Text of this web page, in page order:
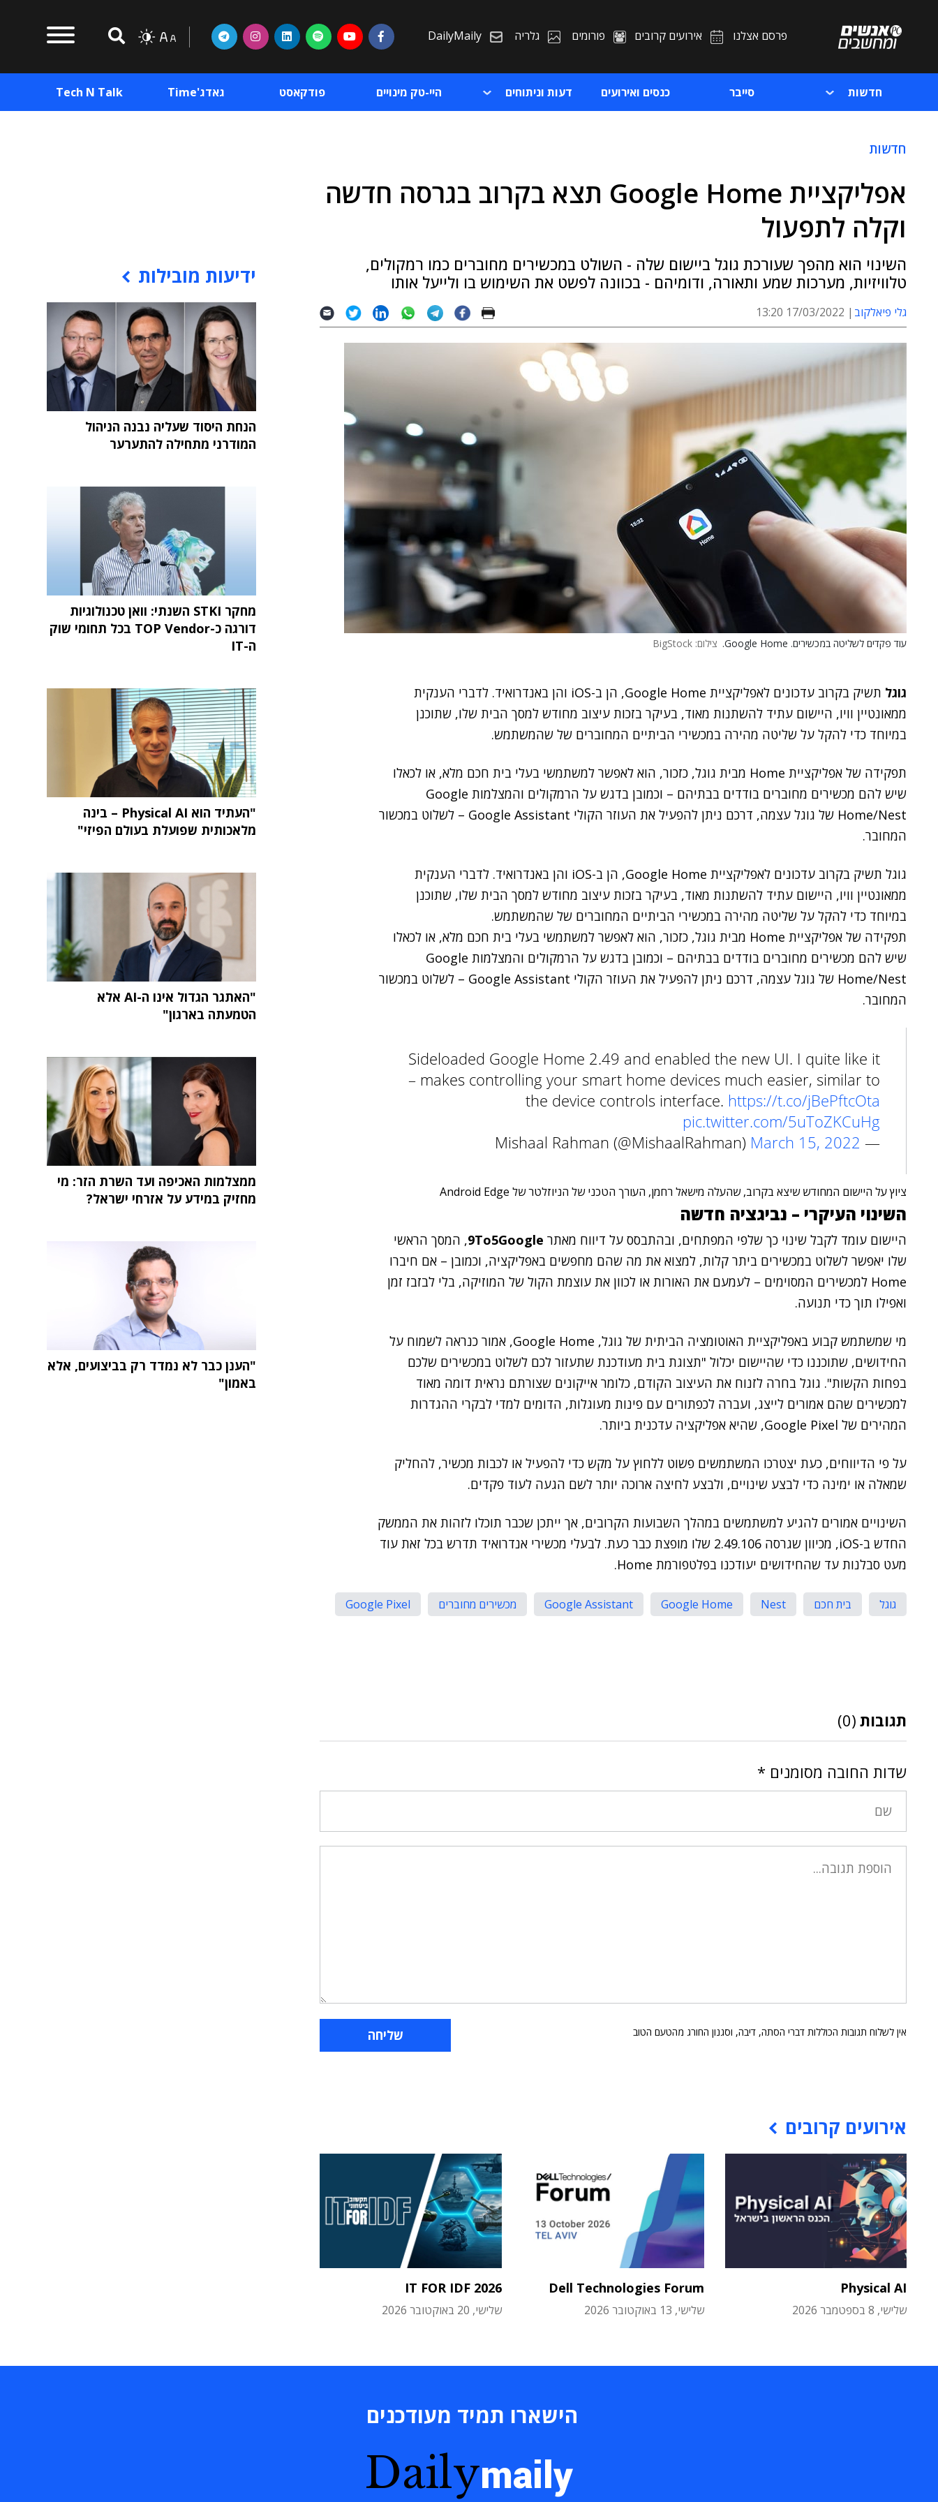
פרסם אצלנו אירועים קרובים פורומים גלריה DailyMaily
חדשות סייבר כנסים ואירועים דעות וניתוחים היי-טק מינויים פודקאסט גאדג'Time Tech N Talk
חדשות
אפליקציית Google Home תצא בקרוב בגרסה חדשה
וקלה לתפעול
השינוי הוא מהפך שעורכת גוגל ביישום שלה - השולט במכשירים מחוברים כמו רמקולים,
טלוויזיות, מערכות שמע ותאורה, ודומיהם - בכוונה לפשט את השימוש בו ולייעל אותו
גלי פיאלקוב 17/03/2022 13:20
עוד פקדים לשליטה במכשירים. Google Home. צילום: BigStock
גוגל
תשיק בקרוב עדכונים לאפליקציית Google Home, הן ב-iOS והן באנדרואיד. לדברי הענקית
ממאונטיין וויו, היישום עתיד להשתנות מאוד, בעיקר בזכות עיצוב מחודש למסך הבית שלו, שתוכנן
במיוחד כדי להקל על שליטה מהירה במכשירי הביתיים המחוברים של שהמשתמש.
תפקידה של אפליקציית Home מבית גוגל, כזכור, הוא לאפשר למשתמשי בעלי בית חכם מלא, או לכאלו
שיש להם מכשירים מחוברים בודדים בבתיהם – וכמובן בדגש על הרמקולים והמצלמות Google
Home/Nest של גוגל עצמה, דרכם ניתן להפעיל את העוזר הקולי Google Assistant – לשלוט במכשור
המחובר.
גוגל תשיק בקרוב עדכונים לאפליקציית Google Home, הן ב-iOS והן באנדרואיד. לדברי הענקית
ממאונטיין וויו, היישום עתיד להשתנות מאוד, בעיקר בזכות עיצוב מחודש למסך הבית שלו, שתוכנן
במיוחד כדי להקל על שליטה מהירה במכשירי הביתיים המחוברים של שהמשתמש.
תפקידה של אפליקציית Home מבית גוגל, כזכור, הוא לאפשר למשתמשי בעלי בית חכם מלא, או לכאלו
שיש להם מכשירים מחוברים בודדים בבתיהם – וכמובן בדגש על הרמקולים והמצלמות Google
Home/Nest של גוגל עצמה, דרכם ניתן להפעיל את העוזר הקולי Google Assistant – לשלוט במכשור
המחובר.
Sideloaded Google Home 2.49 and enabled the new UI. I quite like it
– makes controlling your smart home devices much easier, similar to
the device controls interface. https://t.co/jBePftcOta
pic.twitter.com/5uToZKCuHg
— Mishaal Rahman (@MishaalRahman)
March 15, 2022
ציוץ על היישום המחודש שיצא בקרוב, שהעלה מישאל רחמן, העורך הטכני של הניוזלטר של Android Edge
השינוי העיקרי – נביגציה חדשה
היישום עומד לקבל שינוי כך שלפי המפתחים, ובהתבסס על דיווח מאתר 9To5Google, המסך הראשי
שלו יאפשר לשלוט במכשירים ביתר קלות, למצוא את מה שהם מחפשים באפליקציה, וכמובן – אם חיברו
Home למכשירים המסוימים – לעמעם את האורות או לכוון את עוצמת הקול של המוזיקה, בלי לבזבז זמן
ואפילו תוך כדי תנועה.
מי שמשתמש קבוע באפליקציית האוטומציה הביתית של גוגל, Google Home, אמור כנראה לשמוח על
החידושים, שתוכננו כדי שהיישום יכלול "תצוגת בית מעודכנת שתעזור לכם לשלוט במכשירים שלכם
בפחות הקשות". גוגל בחרה לזנוח את העיצוב הקודם, כלומר אייקונים שצורתם נראית דומה מאוד
למכשירים שהם אמורים לייצג, ועברה לכפתורים עם פינות מעוגלות, הדומים למדי לבקרי ההגדרות
המהירים של Google Pixel, שהיא אפליקציה עדכנית ביותר.
על פי הדיווחים, כעת יצטרכו המשתמשים פשוט ללחוץ על מקש כדי להפעיל או לכבות מכשיר, להחליק
שמאלה או ימינה כדי לבצע שינויים, ולבצע לחיצה ארוכה יותר לשם הגעה לעוד פקדים.
השינויים אמורים להגיע למשתמשים במהלך השבועות הקרובים, אך ייתכן שכבר תוכלו לזהות את הממשק
החדש ב-iOS, מכיוון שגרסה 2.49.106 שלו מופצת כבר כעת. לבעלי מכשירי אנדרואיד תדרש בכל זאת עוד
מעט סבלנות עד שהחידושים יעודכנו בפלטפורמת Home.
גוגל בית חכם Nest
Google Home
Google Assistant מכשירים מחוברים Google Pixel
תגובות (0)
שדות החובה מסומנים *
אין לשלוח תגובות הכוללות דברי הסתה, דיבה, וסגנון החורג מהטעם הטוב
אירועים קרובים
Physical AI
שלישי, 8 בספטמבר 2026
Dell Technologies Forum
שלישי, 13 באוקטובר 2026
IT FOR IDF 2026
שלישי, 20 באוקטובר 2026
ידיעות מובילות
הנחת היסוד שעליה נבנה הניהול
המודרני מתחילה להתערער
מחקר STKI השנתי: וואן טכנולוגיות
דורגה כ-TOP Vendor בכל תחומי שוק
ה-IT
"העתיד הוא Physical AI – בינה
מלאכותית שפועלת בעולם הפיזי"
"האתגר הגדול אינו ה-AI אלא
הטמעתה בארגון"
ממצלמות האכיפה ועד השרת הזר: מי
מחזיק במידע על אזרחי ישראל?
"הענן כבר לא נמדד רק בביצועים, אלא
באמון"
הישארו תמיד מעודכנים
Dailymaily